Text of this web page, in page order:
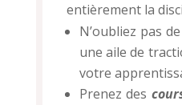
entièrement la
N’oubliez pas
une aile de
votre
Prenez des